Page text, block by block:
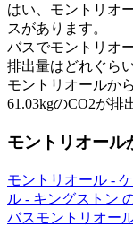
はい、モントリオ
スがあります。
バスでモントリオ
排出量はどれぐら
モントリオールか
61.03kgのCO2が排
モントリオール
モントリオール -
ル - キングストン
バスモントリオー